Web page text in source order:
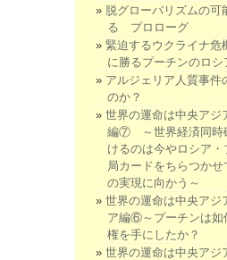
脱グローバリズムの可
る プロローグ
緊迫するウクライナ危
に勝るプーチンのロシ
アルジェリア人質事件
のか？
世界の運命は中央アジ
編⑦ ～世界経済同時
けるのは今やロシア
局カードをちらつか
の実現に向かう～
世界の運命は中央ア
ア編⑥～プーチンは如
権を手にしたか？
世界の運命は中央ア